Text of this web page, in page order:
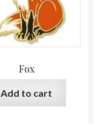
Fox
Add to cart